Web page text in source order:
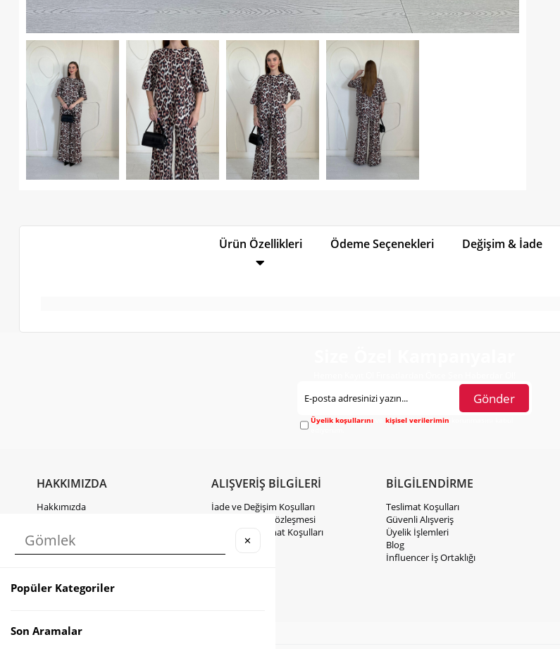
Ürün Özellikleri Ödeme Seçenekleri Değişim & İade
Gönder
Üyelik koşullarını vekişisel verilerimin
HAKKIMIZDA
Hakkımızda
KVKK Hakkında Bilgilendirme
İletişim
Instagram
ALIŞVERİŞ BİLGİLERİ
İade ve Değişim Koşulları
Mesafeli Satış Sözleşmesi
Kargo ve Teslimat Koşulları
BİLGİLENDİRME
Teslimat Koşulları
Güvenli Alışveriş
Üyelik İşlemleri
Blog
İnfluencer İş Ortaklığı
✕
Popüler Kategoriler
Son Aramalar